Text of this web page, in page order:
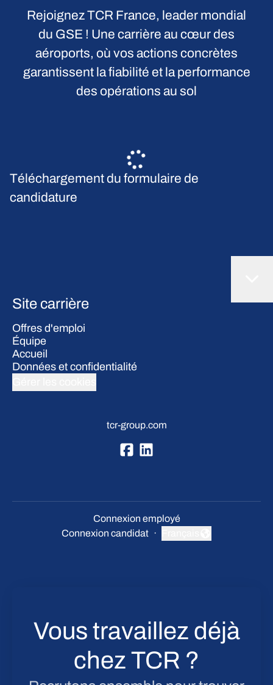
Rejoignez TCR France, leader mondial
du GSE ! Une carrière au cœur des
aéroports, où vos actions concrètes
garantissent la fiabilité et la performance
des opérations au sol
Téléchargement du formulaire de
candidature
Site carrière
Offres d'emploi
Équipe
Accueil
Données et confidentialité
tcr-group.com
Connexion employé
Connexion candidat ·
Changer la langue
Vous travaillez déjà
chez TCR ?